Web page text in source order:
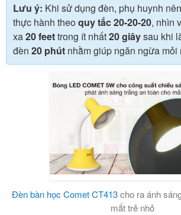
Lưu ý: Khi sử dụng đèn, phụ huynh
thực hành theoquy tắc 20-20-20, nhìn
xa20 feettrong ít nhất20 giâysau khi
đèn 20 phút nhằm giúp ngăn ngừa mỏi
Đèn bàn học Comet CT413cho ra ánh
mắt trẻ nhỏ